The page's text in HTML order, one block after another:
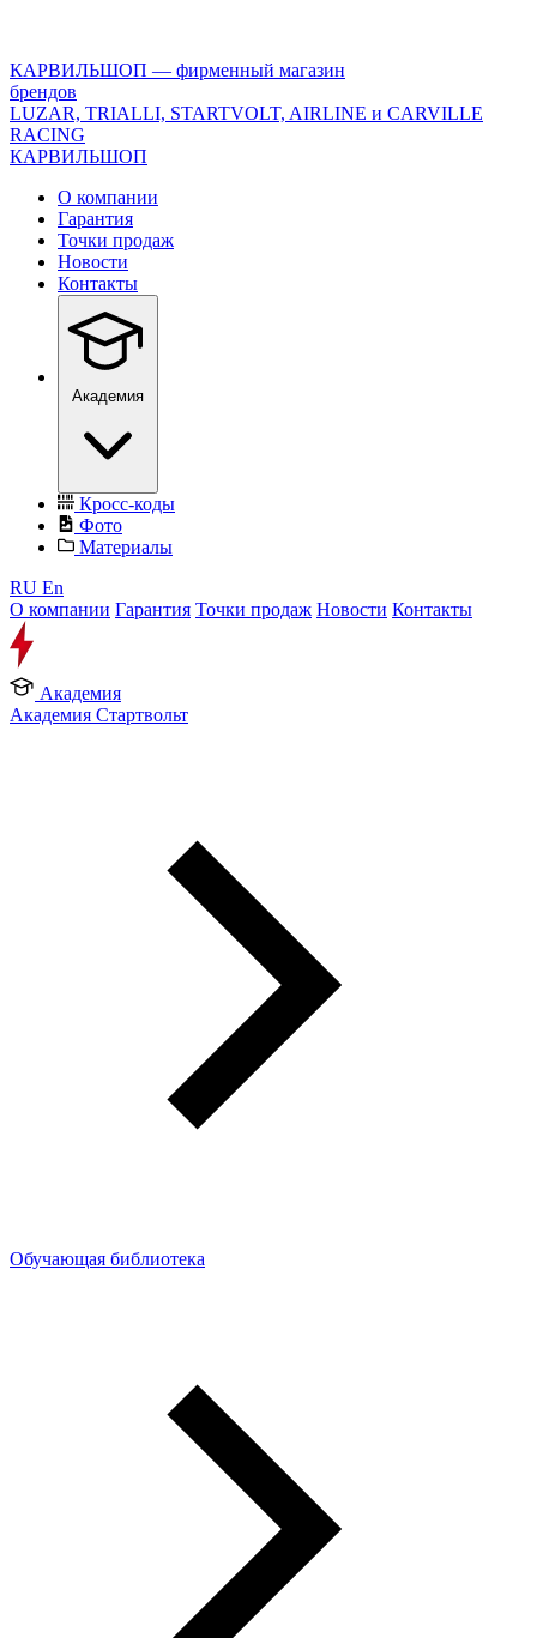
version="1.0"
encoding="utf-
8"?
>
КАРВИЛЬШОП — фирменный магазин
брендов
LUZAR, TRIALLI, STARTVOLT, AIRLINE и CARVILLE
RACING
КАРВИЛЬШОП
О компании
Гарантия
Точки продаж
Новости
Контакты
Академия
Кросс-коды
Фото
Материалы
RU En
О компании Гарантия Точки продаж Новости Контакты
Академия
Академия Стартвольт
Обучающая библиотека